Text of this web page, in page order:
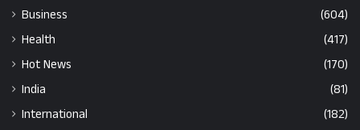
Business
(604)
Health
(417)
Hot News
(170)
India
(81)
International
(182)